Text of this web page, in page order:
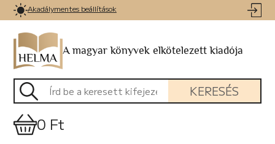
Akadálymentes beállítások
A magyar könyvek elkötelezett kiadója
KERESÉS
0 Ft